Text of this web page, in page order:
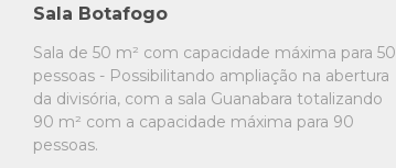
Sala Botafogo
Sala de 50 m² com capacidade máxima para 50
pessoas - Possibilitando ampliação na abertura
da divisória, com a sala Guanabara totalizando
90 m² com a capacidade máxima para 90
pessoas.